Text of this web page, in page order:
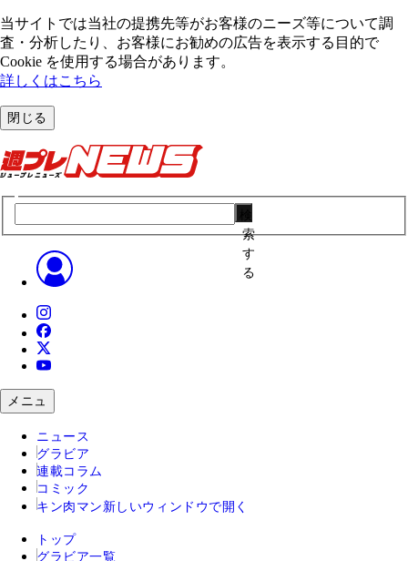
当サイトでは当社の提携先等がお客様のニーズ等について調
査・分析したり、お客様にお勧めの広告を表⽰する⽬的で
Cookie を使⽤する場合があります。
詳しくはこちら
閉じる
索
す
る
メニュ
ニュース
グラビア
連載コラム
コミック
キン肉マン 新しいウィンドウで開く
トップ
グラビア一覧